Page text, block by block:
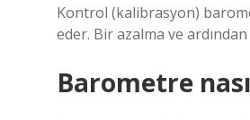
Kontrol (kalibrasyon)
eder. Bir azalma ve
Barometre